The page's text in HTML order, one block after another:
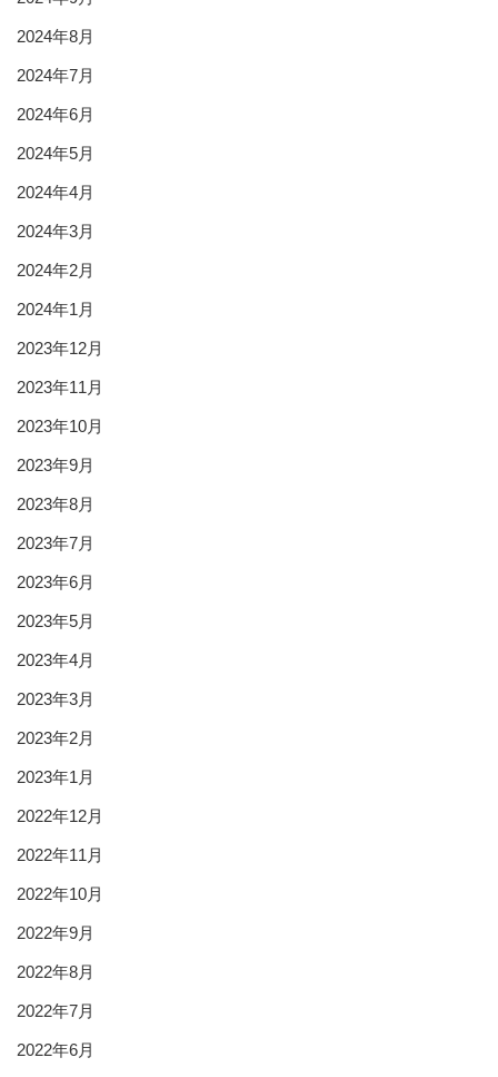
2024年8月
2024年7月
2024年6月
2024年5月
2024年4月
2024年3月
2024年2月
2024年1月
2023年12月
2023年11月
2023年10月
2023年9月
2023年8月
2023年7月
2023年6月
2023年5月
2023年4月
2023年3月
2023年2月
2023年1月
2022年12月
2022年11月
2022年10月
2022年9月
2022年8月
2022年7月
2022年6月